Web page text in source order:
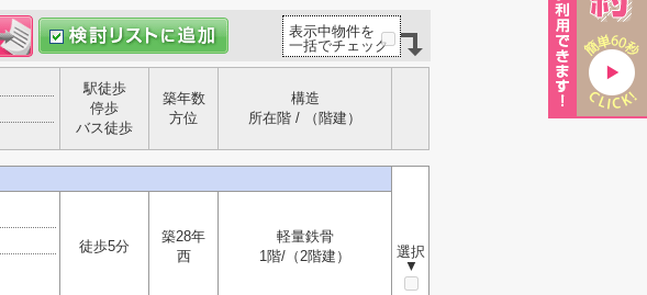
表示中物件を
一括でチェック
駅徒歩
停歩
バス徒歩
築年数
方位
構造
所在階 / （階建）
選択
▼
徒歩5分
築28年
西
軽量鉄骨
1階/（2階建）